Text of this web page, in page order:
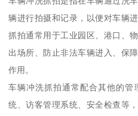
辆进行拍摄和记录，以便对车辆
抓拍通常用于工业园区、港口、
出场所、防止非法车辆进入、保
作用。
车辆冲洗抓拍通常配合其他的
统、访客管理系统、安全检查等